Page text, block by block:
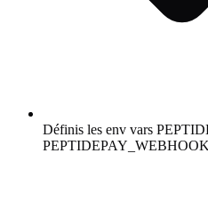
Définis les env vars